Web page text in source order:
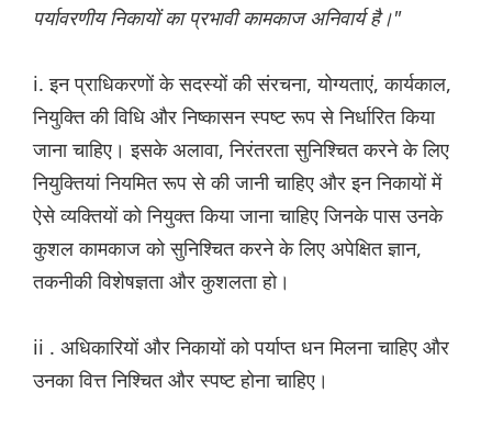
पर्यावरणीय निकायों का प्रभावी कामकाज अनिवार्य है।"
i. इन प्राधिकरणों के सदस्यों की संरचना, योग्यताएं, कार्यकाल,
नियुक्ति की विधि और निष्कासन स्पष्ट रूप से निर्धारित किया
जाना चाहिए। इसके अलावा, निरंतरता सुनिश्चित करने के लिए
नियुक्तियां नियमित रूप से की जानी चाहिए और इन निकायों में
ऐसे व्यक्तियों को नियुक्त किया जाना चाहिए जिनके पास उनके
कुशल कामकाज को सुनिश्चित करने के लिए अपेक्षित ज्ञान,
तकनीकी विशेषज्ञता और कुशलता हो।
ii . अधिकारियों और निकायों को पर्याप्त धन मिलना चाहिए और
उनका वित्त निश्चित और स्पष्ट होना चाहिए।